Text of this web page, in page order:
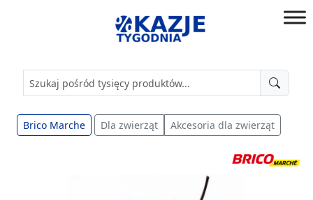
złap
Brico Marche Dla zwierząt Akcesoria dla zwierząt